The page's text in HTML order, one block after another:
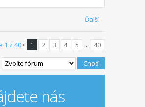
Ďalší
1 z 40 • 1 2 3 4 5 ... 40
nás